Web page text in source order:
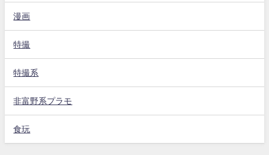
漫画
特撮
特撮系
非富野系プラモ
食玩